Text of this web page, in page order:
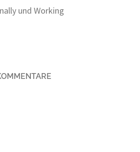
und Working